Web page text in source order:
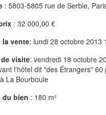
: 5803-5805 rue de Serbie,
: 32 000,00 €
la vente: lundi 28 octobre 2013
visite: vendredi 18 octobre
l'hôtel dit "des Étrangers" 60
La Bourboule
du bien : 180 m²